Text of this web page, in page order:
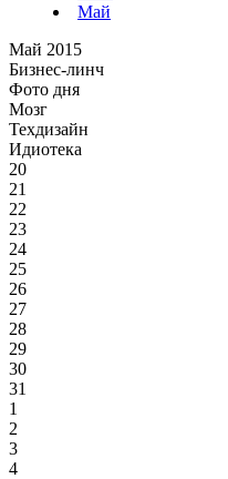
Май
Май 2015
Бизнес-линч
Фото дня
Мозг
Техдизайн
Идиотека
20
21
22
23
24
25
26
27
28
29
30
31
1
2
3
4